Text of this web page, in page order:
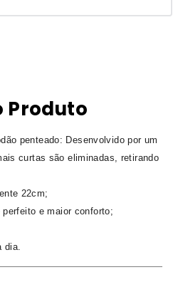
Produto
penteado: Desenvolvido por um
curtas são eliminadas, retirando
22cm;
e maior conforto;
dia.